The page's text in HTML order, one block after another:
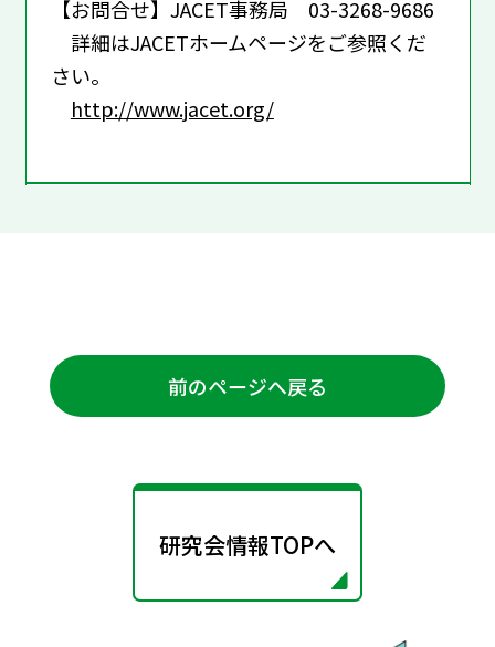
【お問合せ】JACET事務局 03-3268-9686
詳細はJACETホームページをご参照くだ
さい。
http://www.jacet.org/
前のページへ戻る
研究会情報TOPへ